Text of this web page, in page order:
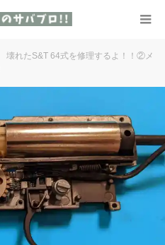
壊れたS&T 64式を修理するよ！！②メ